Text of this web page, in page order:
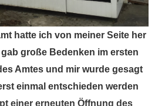
hatte ich von meiner Seite her
große Bedenken im ersten
Amtes und mir wurde gesagt
einmal entschieden werden
einer erneuten Öffnung des